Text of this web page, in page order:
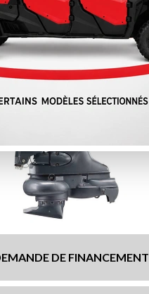
DE FINANCEMENT